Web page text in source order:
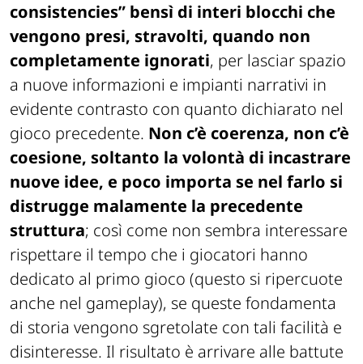
consistencies” bensì di interi blocchi che
vengono presi, stravolti, quando non
completamente ignorati, per lasciar spazio
a nuove informazioni e impianti narrativi in
evidente contrasto con quanto dichiarato nel
gioco precedente. Non c’è coerenza, non c’è
coesione, soltanto la volontà di incastrare
nuove idee, e poco importa se nel farlo si
distrugge malamente la precedente
struttura; così come non sembra interessare
rispettare il tempo che i giocatori hanno
dedicato al primo gioco (questo si ripercuote
anche nel gameplay), se queste fondamenta
di storia vengono sgretolate con tali facilità e
disinteresse. Il risultato è arrivare alle battute